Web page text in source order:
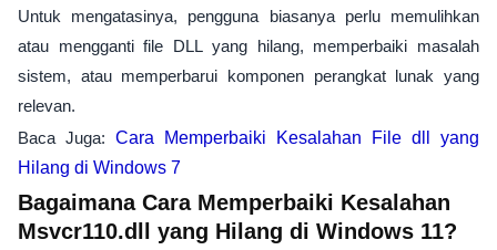
Untuk mengatasinya, pengguna biasanya perlu memulihkan
atau mengganti file DLL yang hilang, memperbaiki masalah
sistem, atau memperbarui komponen perangkat lunak yang
relevan.
Baca Juga: Cara Memperbaiki Kesalahan File dll yang
Hilang di Windows 7
Bagaimana Cara Memperbaiki Kesalahan
Msvcr110.dll yang Hilang di Windows 11?